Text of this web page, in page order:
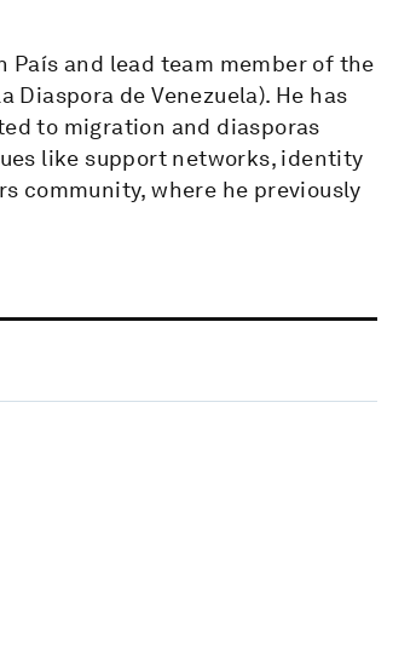
País and lead team member of the
Diaspora de Venezuela). He has
to migration and diasporas
like support networks, identity
community, where he previously